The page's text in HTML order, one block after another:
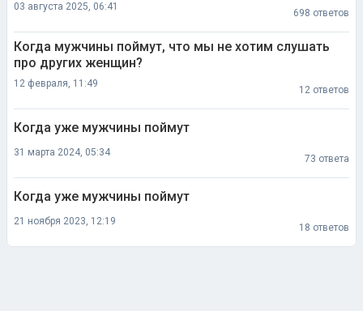
03 августа 2025, 06:41
698 ответов
Когда мужчины поймут, что мы не хотим слушать
про других женщин?
12 февраля, 11:49
12 ответов
Когда уже мужчины поймут
31 марта 2024, 05:34
73 ответа
Когда уже мужчины поймут
21 ноября 2023, 12:19
18 ответов